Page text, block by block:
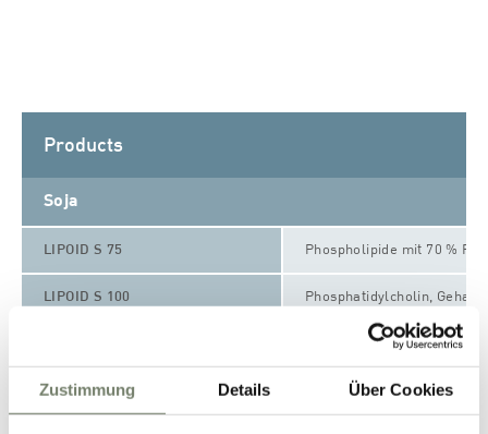
Zustimmung Details Über Cookies
Products
Soja
LIPOID S 75 Phospholipide mit 70 %
LIPOID S 100 Phosphatidylcholin, Gehalt
Phospholipide, hydriert,
PHOSPHOLIPON Phospholipide, hydriert,